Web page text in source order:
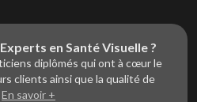
en Santé Visuelle ?
diplômés qui ont à cœur le
clients ainsi que la qualité de
En savoir +